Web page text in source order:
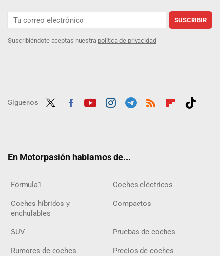
SUSCRIBIR
Suscribiéndote aceptas nuestra política de privacidad
Síguenos
En Motorpasión hablamos de...
Fórmula1 Coches eléctricos
Coches híbridos y
enchufables
Compactos
SUV Pruebas de coches
Rumores de coches Precios de coches